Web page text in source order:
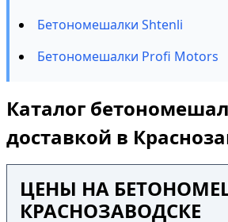
Бетономешалки Shtenli
Бетономешалки Profi Motors
Каталог
доставкой в
ЦЕНЫ НА
КРАСНОЗАВОДСКЕ